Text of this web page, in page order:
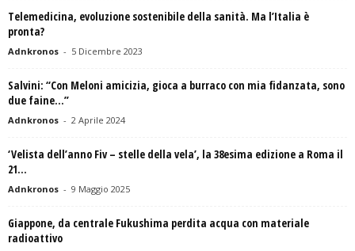
Telemedicina, evoluzione sostenibile della sanità. Ma l’Italia è
pronta?
Adnkronos - 5 Dicembre 2023
Salvini: “Con Meloni amicizia, gioca a burraco con mia fidanzata, sono
due faine…”
Adnkronos - 2 Aprile 2024
‘Velista dell’anno Fiv – stelle della vela’, la 38esima edizione a Roma il
21...
Adnkronos - 9 Maggio 2025
Giappone, da centrale Fukushima perdita acqua con materiale
radioattivo